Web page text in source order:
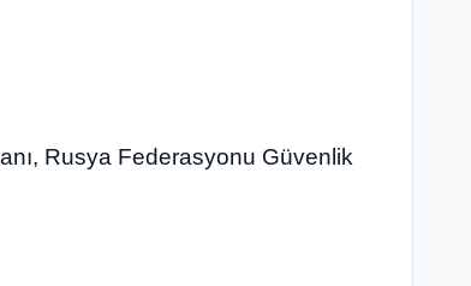
Rusya Federasyonu Güvenlik